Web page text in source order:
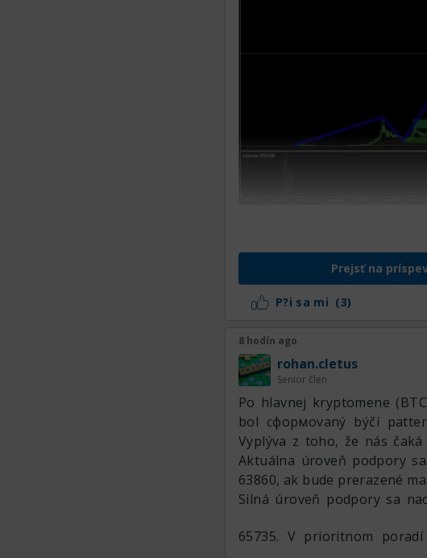
podľa štruktúry tu
pravdepodobnosťou obnoví
Teraz tu rozoberáme
Prejsť na
P?i sa mi (3)
8 hodín ago
rohan.cletus
Senior člen
Po hlavnej kryptomene
bol сформovaný býčí
Vyplýva z toho, že nás
Aktuálna úroveň podpory
63860, ak bude prerazené
Silná úroveň podpory sa
65735. V prioritnom